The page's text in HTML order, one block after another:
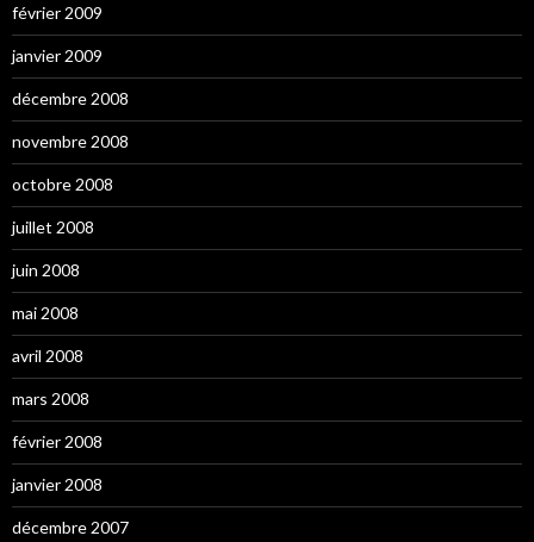
février 2009
janvier 2009
décembre 2008
novembre 2008
octobre 2008
juillet 2008
juin 2008
mai 2008
avril 2008
mars 2008
février 2008
janvier 2008
décembre 2007